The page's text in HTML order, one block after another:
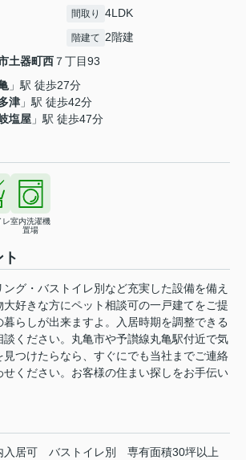
間取り 4LDK
階建て 2階建
土器町西 ７丁目93
」駅 徒歩27分
津 」駅 徒歩42分
塩屋 」駅 徒歩47分
レ室内洗濯機
置場
グ・バストイレ別など充実した設備を備え
好きな方にペット相談可の一戸建てをご提
らしが出来ますよ。入居時期を調整できる
ください。丸亀市や予讃線丸亀駅付近で気
見つけたらなら、すぐにでも当社までご連絡
せください。お客様の住まい探しをお手伝い
入居可 バストイレ別
専有面積30坪以上